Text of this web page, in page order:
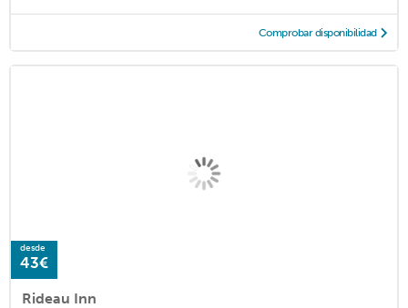
Comprobar disponibilidad
desde
43€
Rideau Inn